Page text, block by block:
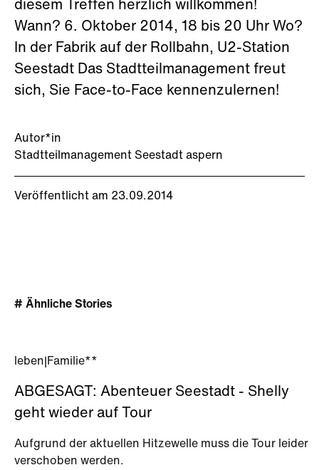
Autor*in
Stadtteilmanagement Seestadt aspern
Veröffentlicht am 23.09.2014
diesem Treffen herzlich willkommen!
Wann? 6. Oktober 2014, 18 bis 20 Uhr Wo?
In der Fabrik auf der Rollbahn, U2-Station
Seestadt Das Stadtteilmanagement freut
sich, Sie Face-to-Face kennenzulernen!
# Ähnliche Stories
leben Familie**
ABGESAGT: Abenteuer Seestadt - Shelly
geht wieder auf Tour
Aufgrund der aktuellen Hitzewelle muss die Tour leider
verschoben werden.